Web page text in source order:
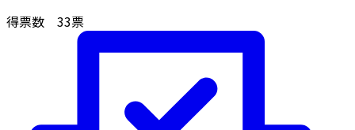
得票数 33票